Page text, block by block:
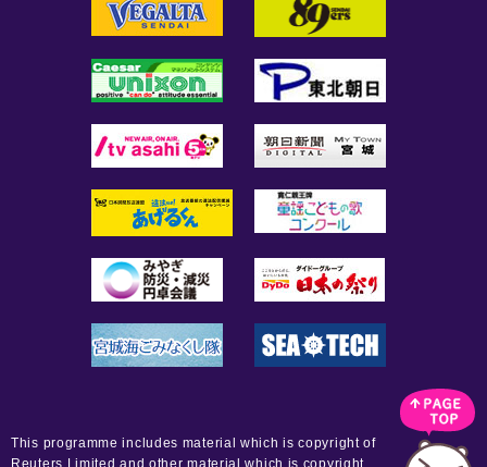
This programme includes material which is copyright of
Reuters Limited and other material which is copyright